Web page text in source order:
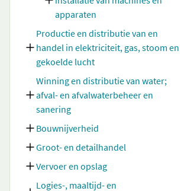
apparaten
Productie en distributie van en
handel in elektriciteit, gas, stoom en
gekoelde lucht
Winning en distributie van water;
afval- en afvalwaterbeheer en
sanering
Bouwnijverheid
Groot- en detailhandel
Vervoer en opslag
Logies-, maaltijd- en